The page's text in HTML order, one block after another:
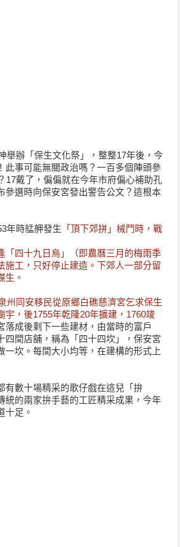
舉辦「保生文化祭」，整整17年後，今
此事可能無關政治嗎？一百多個陣頭參
17戴了，偏偏就在今年市府偏心補助孔
參選時向保安宮發出警告公文？這根本
年時艋舺發生 「頂下郊拼」械鬥時，戰
四十九日烏」（即農曆三月的梅雨季
工，只好停止建造。下郊人一部分留
生。
州同安移民從原鄉白礁慈濟宮乞求保生
，後1755年乾隆20年擴建，1760竣
成後剩下一些建材，由當時的富戶
四間店舖，稱為「四十四坎」，保安宮
坎。每間大小均等，在建構的形式上
有數十場精采的歌仔戲在這兒「拚
統的兩家拚手藝的工匠精采成果，今年
十足。